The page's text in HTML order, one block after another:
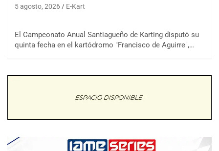
5 agosto, 2026 E-Kart
El Campeonato Anual Santiagueño de Karting disputó su
quinta fecha en el kartódromo "Francisco de Aguirre",…